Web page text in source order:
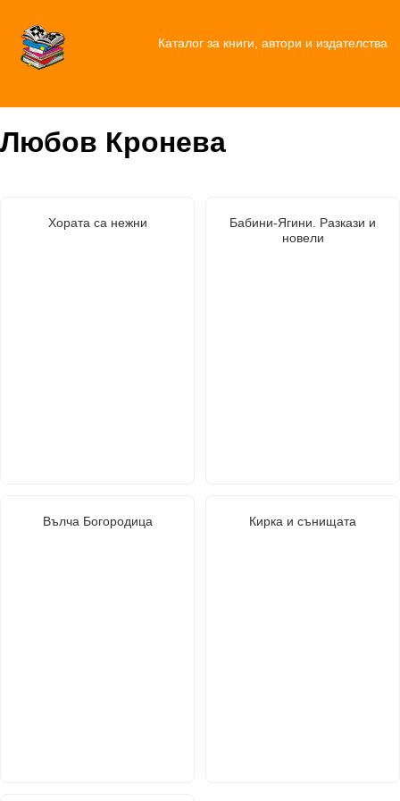
Каталог за книги, автори и издателства
Любов Кронева
Хората са нежни
Бабини-Ягини. Разкази и
новели
Вълча Богородица Кирка и сънищата